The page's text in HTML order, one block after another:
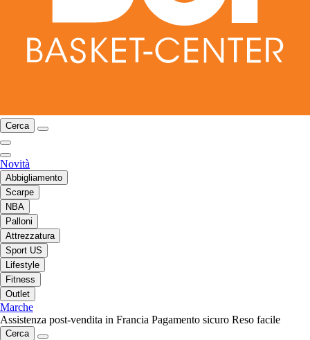
Cerca
Novità
Abbigliamento
Scarpe
NBA
Palloni
Attrezzatura
Sport US
Lifestyle
Fitness
Outlet
Marche
Assistenza post-vendita in Francia Pagamento sicuro Reso facile
Cerca